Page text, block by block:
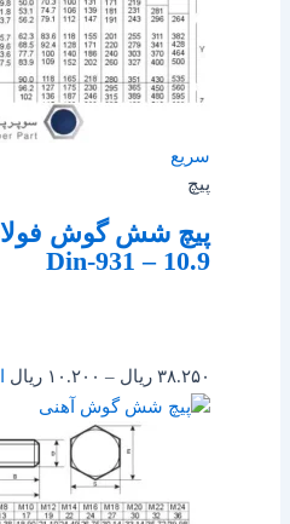
سریع
پیچ
Din-931 – 10.9
۳۸.۲۵۰ ریال – ۱۰.۲۰۰ ریال